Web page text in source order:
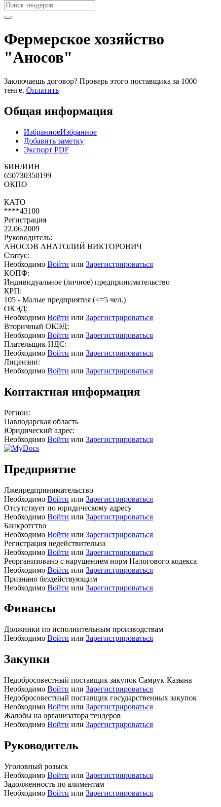
Фермерское хозяйство
"Аносов"
Заключаешь договор? Проверь этого поставщика за 1000
тенге. Оплатить
Общая информация
ИзбранноеИзбранное
Добавить заметку
Экспорт PDF
БИН/ИИН
650730350199
ОКПО
КАТО
****43100
Регистрация
22.06.2009
Руководитель:
АНОСОВ АНАТОЛИЙ ВИКТОРОВИЧ
Статус:
Необходимо Войти или Зарегистрироваться
КОПФ:
Индивидуальное (личное) предпринимательство
КРП:
105 - Малые предприятия (<=5 чел.)
ОКЭД:
Необходимо Войти или Зарегистрироваться
Вторичный ОКЭД:
Необходимо Войти или Зарегистрироваться
Плательщик НДС:
Необходимо Войти или Зарегистрироваться
Лицензии:
Необходимо Войти или Зарегистрироваться
Контактная информация
Регион:
Павлодарская область
Юридический адрес:
Необходимо Войти или Зарегистрироваться
Предприятие
Лжепредпринимательство
Необходимо Войти или Зарегистрироваться
Отсутствует по юридическому адресу
Необходимо Войти или Зарегистрироваться
Банкротство
Необходимо Войти или Зарегистрироваться
Регистрация недействительна
Необходимо Войти или Зарегистрироваться
Реорганизовано с нарушением норм Налогового кодекса
Необходимо Войти или Зарегистрироваться
Признано бездействующим
Необходимо Войти или Зарегистрироваться
Финансы
Должники по исполнительным производствам
Необходимо Войти или Зарегистрироваться
Закупки
Недобросовестный поставщик закупок Самрук-Казына
Необходимо Войти или Зарегистрироваться
Недобросовестный поставщик государственных закупок
Необходимо Войти или Зарегистрироваться
Жалобы на организатора тендеров
Необходимо Войти или Зарегистрироваться
Руководитель
Уголовный розыск
Необходимо Войти или Зарегистрироваться
Задолженность по алиментам
Необходимо Войти или Зарегистрироваться